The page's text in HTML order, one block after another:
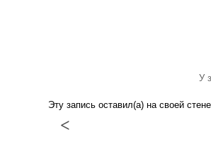
У
Эту запись оставил(а) на своей стене
<